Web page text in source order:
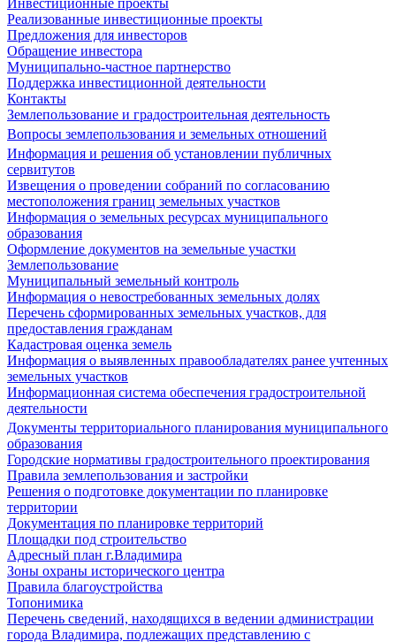
Инвестиционные проекты
Реализованные инвестиционные проекты
Предложения для инвесторов
Обращение инвестора
Муниципально-частное партнерство
Поддержка инвестиционной деятельности
Контакты
Землепользование и градостроительная деятельность
Вопросы землепользования и земельных отношений
Информация и решения об установлении публичных
сервитутов
Извещения о проведении собраний по согласованию
местоположения границ земельных участков
Информация о земельных ресурсах муниципального
образования
Оформление документов на земельные участки
Землепользование
Муниципальный земельный контроль
Информация о невостребованных земельных долях
Перечень сформированных земельных участков, для
предоставления гражданам
Кадастровая оценка земель
Информация о выявленных правообладателях ранее учтенных
земельных участков
Информационная система обеспечения градостроительной
деятельности
Документы территориального планирования муниципального
образования
Городские нормативы градостроительного проектирования
Правила землепользования и застройки
Решения о подготовке документации по планировке
территории
Документация по планировке территорий
Площадки под строительство
Адресный план г.Владимира
Зоны охраны исторического центра
Правила благоустройства
Топонимика
Перечень сведений, находящихся в ведении администрации
города Владимира, подлежащих представлению с